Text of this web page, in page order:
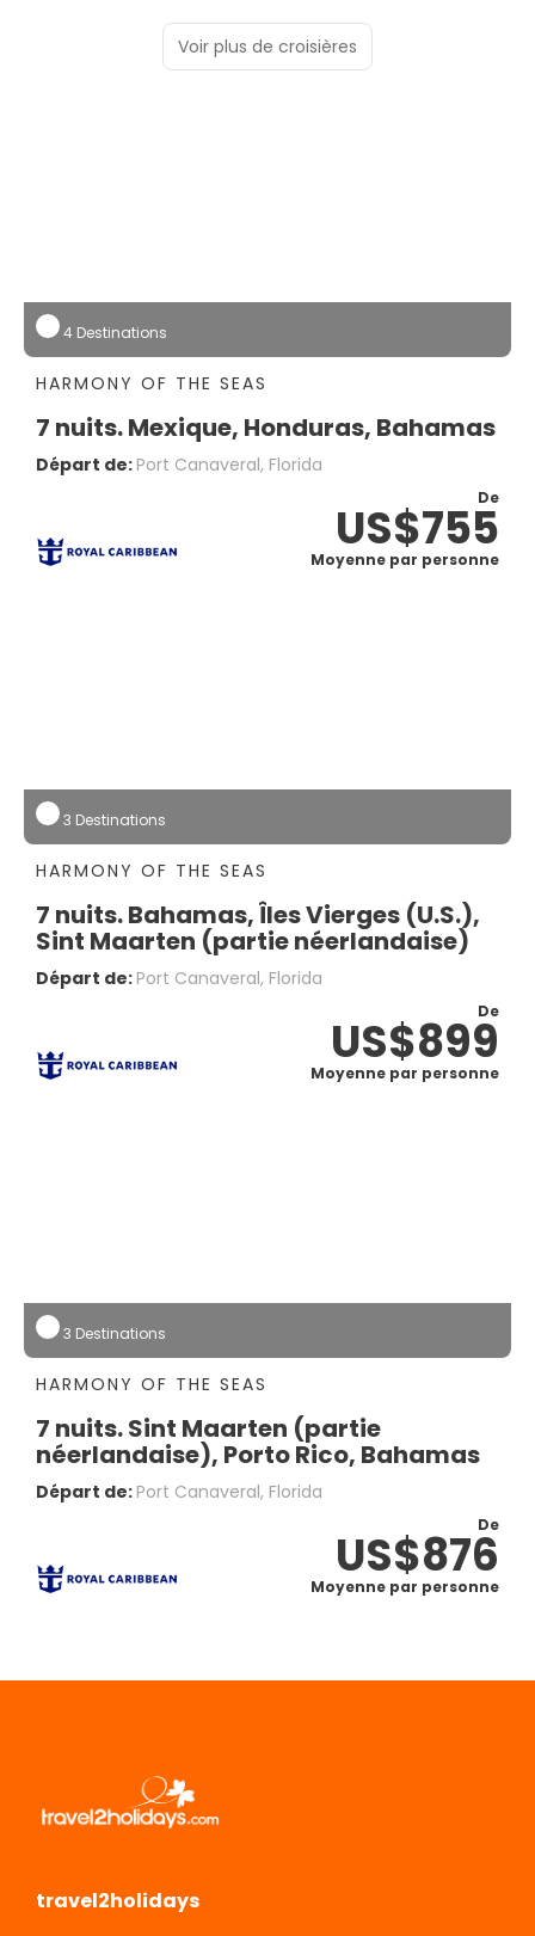
Voir plus de croisières
4 Destinations
HARMONY OF THE SEAS
7 nuits. Mexique, Honduras, Bahamas
Départ de: Port Canaveral, Florida
De
US$755
Moyenne par personne
3 Destinations
HARMONY OF THE SEAS
7 nuits. Bahamas, Îles Vierges (U.S.),
Sint Maarten (partie néerlandaise)
Départ de: Port Canaveral, Florida
De
US$899
Moyenne par personne
3 Destinations
HARMONY OF THE SEAS
7 nuits. Sint Maarten (partie
néerlandaise), Porto Rico, Bahamas
Départ de: Port Canaveral, Florida
De
US$876
Moyenne par personne
travel2holidays